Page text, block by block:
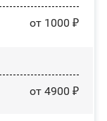
от 1000 ₽
от 4900 ₽